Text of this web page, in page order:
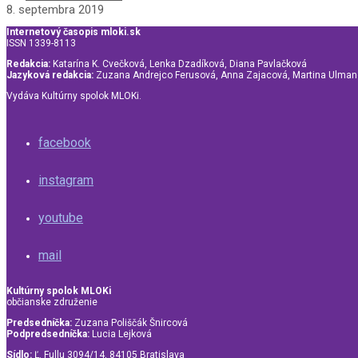
8. septembra 2019
Internetový časopis mloki.sk
ISSN 1339-8113
Redakcia: Katarína K. Cvečková, Lenka Dzadíková, Diana Pavlačková
Jazyková redakcia: Zuzana Andrejco Ferusová, Anna Zajacová, Martina
Vydáva Kultúrny spolok MLOKi.
facebook
instagram
youtube
mail
Kultúrny spolok MLOKi
občianske združenie
Predsedníčka: Zuzana Poliščák Šnircová
Podpredsedníčka: Lucia Lejková
Sídlo: Ľ. Fullu 3094/14, 84105 Bratislava